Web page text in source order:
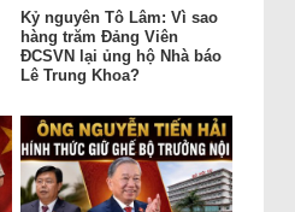
Kỷ nguyên Tô Lâm: Vì sao
hàng trăm Đảng Viên
ĐCSVN lại ủng hộ Nhà báo
Lê Trung Khoa?